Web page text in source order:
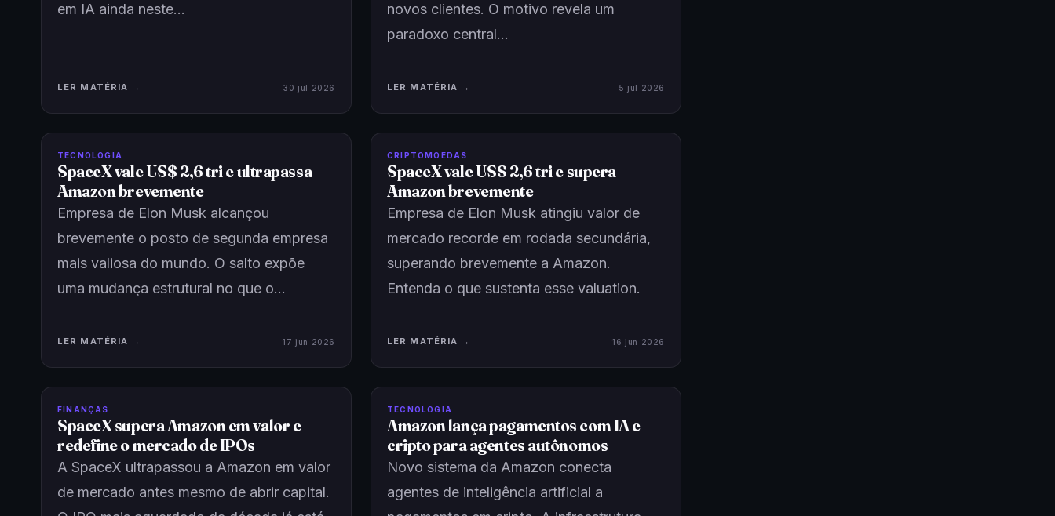
em IA ainda neste…
LER MATÉRIA → 30 jul 2026
novos clientes. O motivo revela um
paradoxo central…
LER MATÉRIA → 5 jul 2026
S
TECNOLOGIA
SpaceX vale US$ 2,6 tri e ultrapassa
Amazon brevemente
Empresa de Elon Musk alcançou
brevemente o posto de segunda empresa
mais valiosa do mundo. O salto expõe
uma mudança estrutural no que o…
LER MATÉRIA → 17 jun 2026
CRIPTOMOEDAS
SpaceX vale US$ 2,6 tri e supera
Amazon brevemente
Empresa de Elon Musk atingiu valor de
mercado recorde em rodada secundária,
superando brevemente a Amazon.
Entenda o que sustenta esse valuation.
LER MATÉRIA → 16 jun 2026
S
FINANÇAS
SpaceX supera Amazon em valor e
redefine o mercado de IPOs
A SpaceX ultrapassou a Amazon em valor
de mercado antes mesmo de abrir capital.
TECNOLOGIA
Amazon lança pagamentos com IA e
cripto para agentes autônomos
Novo sistema da Amazon conecta
agentes de inteligência artificial a